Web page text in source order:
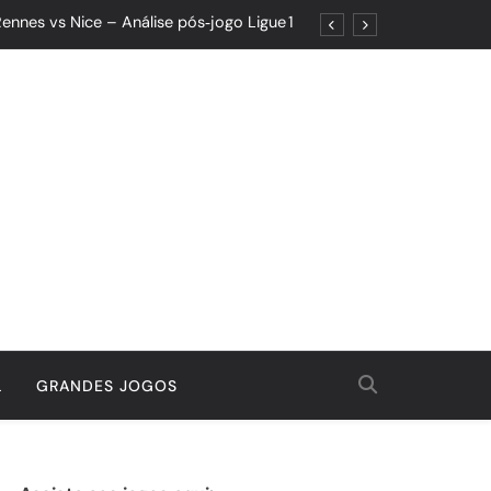
vs Nice – Análise pós‑jogo Ligue 1
o Resultado Esconde o Progresso
Que Nasceu da Garra e do Controle
Um Jogo de Controle e Maturidade
o Resultado Esconde o Progresso
GRANDES JOGOS